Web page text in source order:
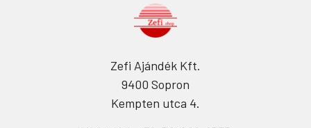
Zefi Ajándék Kft.
9400 Sopron
Kempten utca 4.